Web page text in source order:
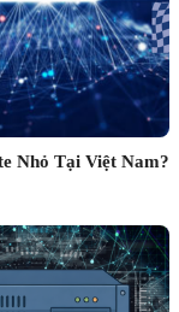
Nhỏ Tại Việt Nam?